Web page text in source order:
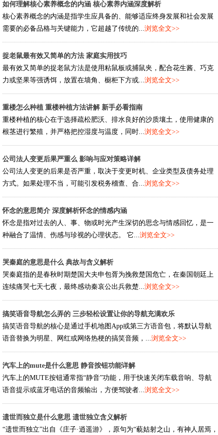
如何理解核心素养概念的内涵 核心素养内涵深度解析
核心素养概念的内涵是指学生应具备的、能够适应终身发展和社会发展
需要的必备品格与关键能力，它超越了传统的...浏览全文>>
捉老鼠最有效又简单的方法 家庭实用技巧
最有效又简单的捉老鼠方法是使用粘鼠板或捕鼠夹，配合花生酱、巧克
力或坚果等强诱饵，放置在墙角、橱柜下方或...浏览全文>>
重楼怎么种植 重楼种植方法讲解 新手必看指南
重楼种植的核心在于选择疏松肥沃、排水良好的沙质壤土，使用健康的
根茎进行繁殖，并严格把控湿度与温度，同时...浏览全文>>
公司法人变更后果严重么 影响与应对策略详解
公司法人变更的后果是否严重，取决于变更时机、企业类型及债务处理
方式。如果处理不当，可能引发税务稽查、合...浏览全文>>
怀念的意思简介 深度解析怀念的情感内涵
怀念是指对过去的人、事、物或时光产生深切的思念与情感回忆，是一
种融合了温情、伤感与珍视的心理状态。 它...浏览全文>>
哭秦庭的意思是什么 典故与含义解析
哭秦庭指的是春秋时期楚国大夫申包胥为挽救楚国危亡，在秦国朝廷上
连续痛哭七天七夜，最终感动秦哀公出兵救楚...浏览全文>>
搞笑语音导航怎么弄的 三步轻松设置让你的导航充满欢乐
搞笑语音导航的核心是通过手机地图App或第三方语音包，将默认导航
语音替换为明星、网红或网络热梗的搞笑音频，...浏览全文>>
汽车上的mute是什么意思 静音按钮功能详解
汽车上的MUTE按钮通常指“静音”功能，用于快速关闭车载音响、导航
语音提示或蓝牙电话的音频输出，方便驾驶者...浏览全文>>
遗世而独立是什么意思 遗世独立含义解析
“遗世而独立”出自《庄子·逍遥游》，原句为“藐姑射之山，有神人居焉，